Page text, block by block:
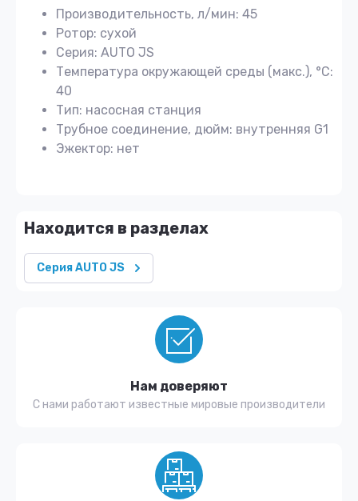
Производительность, л/мин: 45
Ротор: сухой
Серия: AUTO JS
Температура окружающей среды (макс.), °С:
40
Тип: насосная станция
Трубное соединение, дюйм: внутренняя G1
Эжектор: нет
Находится в разделах
Серия AUTO JS
Нам доверяют
С нами работают известные мировые производители